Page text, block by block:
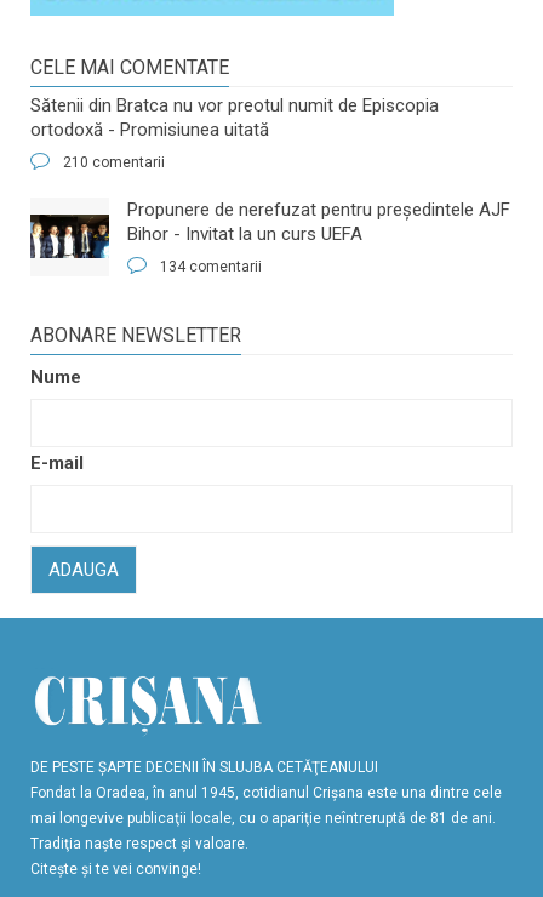
CELE MAI COMENTATE
Sătenii din Bratca nu vor preotul numit de Episcopia
ortodoxă - Promisiunea uitată
210 comentarii
​Propunere de nerefuzat pentru preşedintele AJF
Bihor - Invitat la un curs UEFA
134 comentarii
ABONARE NEWSLETTER
Nume
E-mail
ADAUGA
DE PESTE ŞAPTE DECENII ÎN SLUJBA CETĂŢEANULUI
Fondat la Oradea, în anul 1945, cotidianul Crişana este una dintre cele
mai longevive publicaţii locale, cu o apariţie neîntreruptă de 81 de ani.
Tradiţia naşte respect şi valoare.
Citeşte şi te vei convinge!